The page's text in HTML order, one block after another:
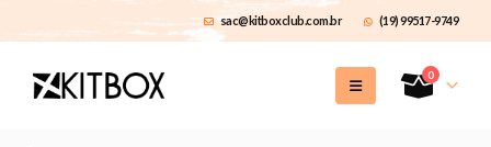
sac@kitboxclub.com.br (19) 99517-9749
0